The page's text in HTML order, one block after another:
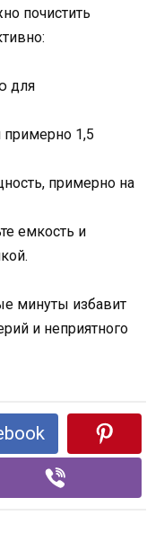
почистить
для
примерно 1,5
примерно на
емкость и
минуты избавит
и неприятного